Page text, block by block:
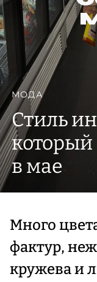
МОДА
Стиль
в мае
Много
фактур,
кружева и